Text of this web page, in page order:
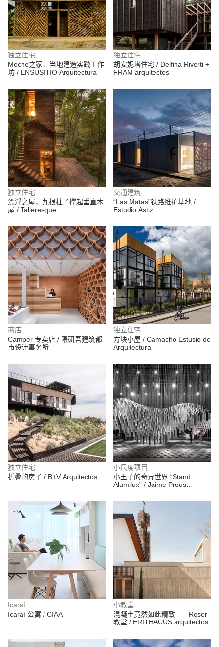
独立住宅
Meche之家，当地建造实践工作
坊 / ENSUSITIO Arquitectura
独立住宅
胡安妮塔住宅 / Delfina Riverti +
FRAM arquitectos
独立住宅
漂浮之屋，九根柱子撑起垂直木
屋 / Talleresque
交通建筑
“Las Matas”铁路维护基地 /
Estudio Astiz
商店
Camper 专卖店 / 隈研吾建筑都
市设计事务所
独立住宅
方块小屋 / Camacho Estusio de
Arquitectura
独立住宅
折叠的房子 / B+V Arquitectos
小尺度项目
小王子的奇异世界 “Stand
Alumilux” / Jaime Prous
Icaraí
Icaraí 公寓 / CIAA
小教堂
混凝土竟然如此精致——Roser
教堂 / ERITHACUS arquitectos